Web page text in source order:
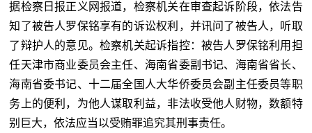
据检察日报正义网报道， 检察机关在审查起诉阶段，依法告
知了被告人罗保铭享有的诉讼权利，并讯问了被告人，听取
了辩护人的意见。检察机关起诉指控：被告人罗保铭利用担
任天津市商业委员会主任、海南省委副书记、海南省省长、
海南省委书记、十二届全国人大华侨委员会副主任委员等职
务上的便利，为他人谋取利益，非法收受他人财物，数额特
别巨大，依法应当以受贿罪追究其刑事责任。